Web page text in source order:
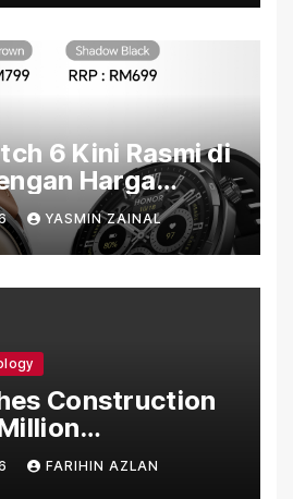
6 Kini Rasmi di
Harga
YASMIN ZAINAL
Construction
Facility in
FARIHIN AZLAN